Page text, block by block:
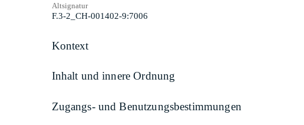
Altsignatur
F.3-2_CH-001402-9:7006
Kontext
Inhalt und innere Ordnung
Zugangs- und Benutzungsbestimmungen